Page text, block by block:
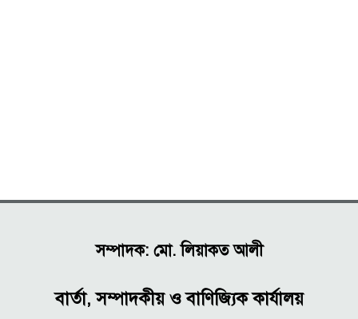
সম্পাদক: মো. লিয়াকত আলী
বার্তা, সম্পাদকীয় ও বাণিজ্যিক কার্যালয়